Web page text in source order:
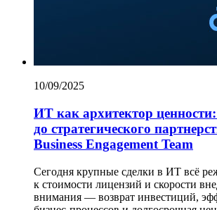
10/09/2025
ИТ как архитектор
до стратегического
Business Engagement Team
Сегодня крупные сделки в ИТ всё
к стоимости лицензий и скорости
внимания — возврат инвестиций,